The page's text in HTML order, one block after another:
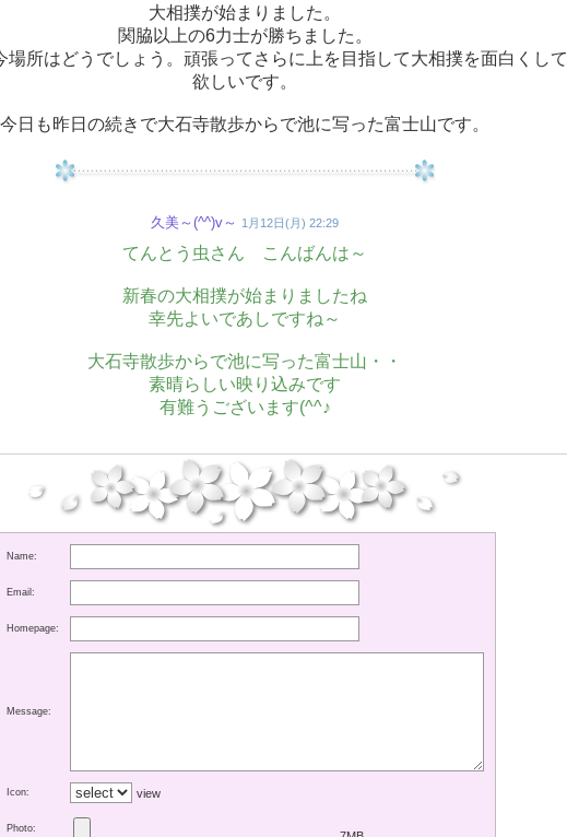
大相撲が始まりました。
関脇以上の6力士が勝ちました。
場所はどうでしょう。頑張ってさらに上を目指して大相撲を面白くして
欲しいです。
今日も昨日の続きで大石寺散歩からで池に写った富士山です。
久美～(^^)v～ 1月12日(月) 22:29
てんとう虫さん こんばんは～
新春の大相撲が始まりましたね
幸先よいであしですね～
大石寺散歩からで池に写った富士山・・
素晴らしい映り込みです
有難うございます(^^♪
Name:
Email:
Homepage:
Message:
Icon: view
Photo: